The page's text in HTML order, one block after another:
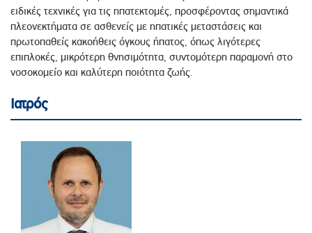
ειδικές τεχνικές για τις ηπατεκτομές, προσφέροντας σημαντικά
πλεονεκτήματα σε ασθενείς με ηπατικές μεταστάσεις και
πρωτοπαθείς κακοήθεις όγκους ήπατος, όπως λιγότερες
επιπλοκές, μικρότερη θνησιμότητα, συντομότερη παραμονή στο
νοσοκομείο και καλύτερη ποιότητα ζωής.
Ιατρός